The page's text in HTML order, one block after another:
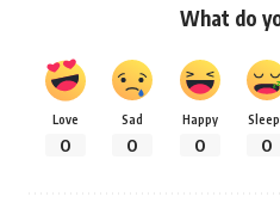
What do
Love
0
Sad
0
Happy
0 0